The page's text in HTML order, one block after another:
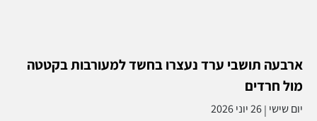
ארבעה תושבי ערד נעצרו בחשד למעורבות בקטטה
מול חרדים
יום שישי |26 יוני 2026